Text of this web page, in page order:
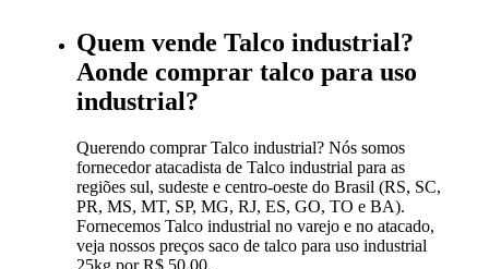
Quem vende Talco industrial?
Aonde comprar talco para uso
industrial?
Querendo comprar Talco industrial? Nós somos
fornecedor atacadista de Talco industrial para as
regiões sul, sudeste e centro-oeste do Brasil (RS, SC,
PR, MS, MT, SP, MG, RJ, ES, GO, TO e BA).
Fornecemos Talco industrial no varejo e no atacado,
veja nossos preços saco de talco para uso industrial
25kg por R$ 50,00.